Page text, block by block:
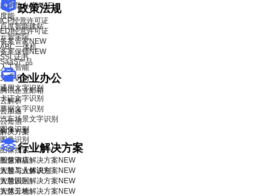
政策法规
ICP经营许可证
EDI经营许可证
备案管家NEW
备案保镖NEW
SaaS产品
企业办公
腾讯企业邮箱
云解析
云加速
云短信
解决方案
行业解决方案
智慧酒店解决方案 NEW
智慧工业解决方案 NEW
智慧园区解决方案 NEW
智慧工地解决方案 NEW
应用防火墙WAF
度能
百度智能建站
云智学院
ABC一体机
SSL证书
人工智能
文字识别
通用文字识别
卡证文字识别
票据文字识别
汽车场景文字识别
图像识别
图像识别
图像搜索
图像审核
人脸与人体识别
人脸识别
人体分析